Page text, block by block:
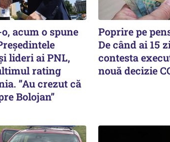
acum o spune
lideri ai PNL,
rating
”Au crezut că
Bolojan”
Poprire pe
De când ai 15
contesta
nouă decizie